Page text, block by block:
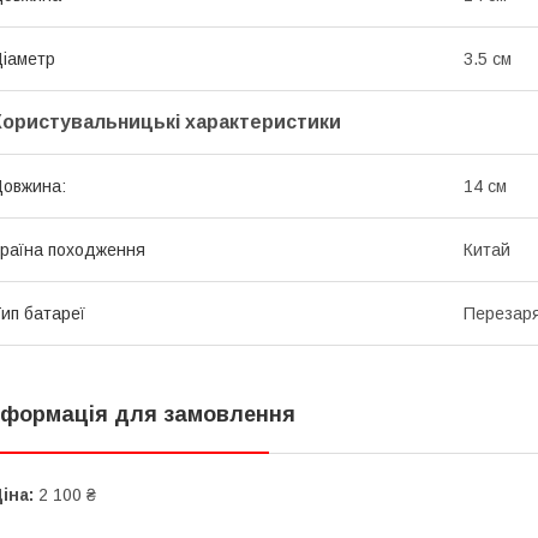
3.5 см
характеристики
14 см
походження Китай
батареї
для замовлення
2 100 ₴